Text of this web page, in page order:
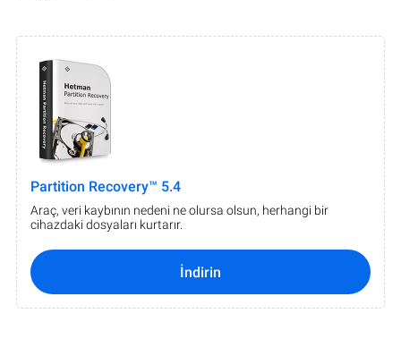
Partition Recovery™ 5.4
Araç, veri kaybının nedeni ne olursa olsun, herhangi bir
cihazdaki dosyaları kurtarır.
İndirin